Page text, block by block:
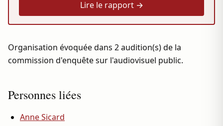
Lire le rapport →
Organisation évoquée dans 2 audition(s) de la
commission d'enquête sur l'audiovisuel public.
Personnes liées
Anne Sicard